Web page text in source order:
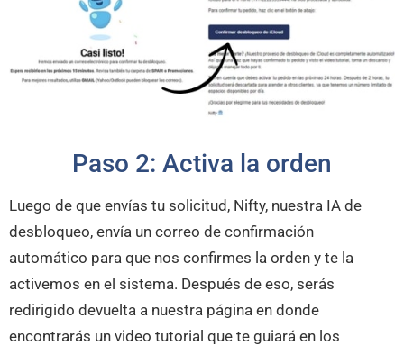
Paso 2: Activa la orden
Luego de que envías tu solicitud, Nifty, nuestra IA de
desbloqueo, envía un correo de confirmación
automático para que nos confirmes la orden y te la
activemos en el sistema. Después de eso, serás
redirigido devuelta a nuestra página en donde
encontrarás un video tutorial que te guiará en los